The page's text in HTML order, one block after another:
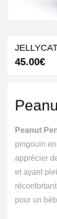
45.00€
Peanut
pingouin
apprécier
et ayant
pour un